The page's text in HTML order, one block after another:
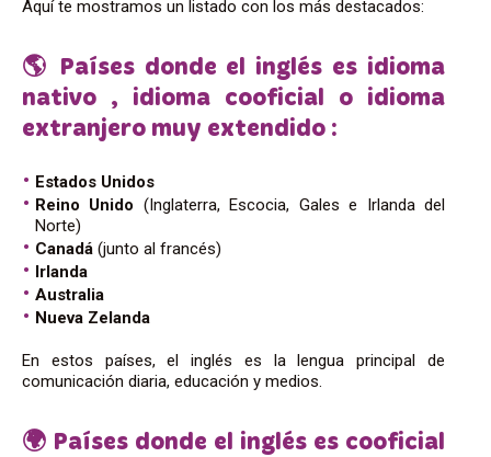
Aquí te mostramos un listado con los más destacados:
🌎 Países donde el inglés es idioma
nativo , idioma cooficial o idioma
extranjero muy extendido :
Estados Unidos
Reino Unido (Inglaterra, Escocia, Gales e Irlanda del
Norte)
Canadá (junto al francés)
Irlanda
Australia
Nueva Zelanda
En estos países, el inglés es la lengua principal de
comunicación diaria, educación y medios.
🌍 Países donde el inglés es cooficial